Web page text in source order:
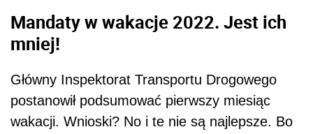
Mandaty w wakacje 2022. Jest ich
mniej!
Główny Inspektorat Transportu Drogowego
postanowił podsumować pierwszy miesiąc
wakacji. Wnioski? No i te nie są najlepsze. Bo